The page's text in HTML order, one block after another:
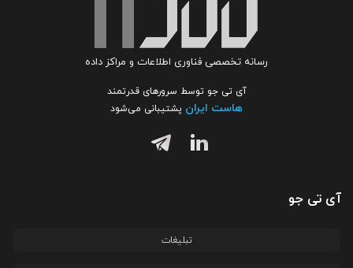
رسانه تخصصی فناوری اطلاعات و مراکز داده
آی تی جو توسط سرورهای قدرتمند
هاست ایران پشتیبانی می‌شود
آی تی جو
تبلیغات